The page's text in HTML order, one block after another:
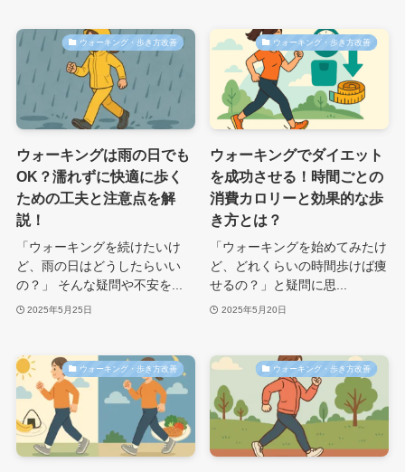
ウォーキング・歩き方改善
ウォーキングは雨の日でも
OK？濡れずに快適に歩く
ための工夫と注意点を解
説！
「ウォーキングを続けたいけ
ど、雨の日はどうしたらいい
の？」 そんな疑問や不安を...
2025年5月25日
ウォーキング・歩き方改善
ウォーキングでダイエット
を成功させる！時間ごとの
消費カロリーと効果的な歩
き方とは？
「ウォーキングを始めてみたけ
ど、どれくらいの時間歩けば痩
せるの？」と疑問に思...
2025年5月20日
ウォーキング・歩き方改善 ウォーキング・歩き方改善